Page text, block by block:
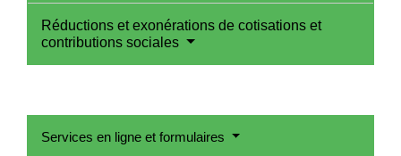
Réductions et exonérations de cotisations et
contributions sociales
Services en ligne et formulaires